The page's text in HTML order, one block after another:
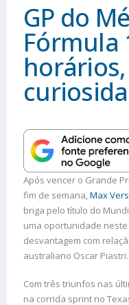
GP do
Fórmula
Após vencer o Grande
fim de semana,Max
briga pelo título do
uma oportunidade
desvantagem com
australiano Oscar Piastri.
Com três triunfos nas
na corrida sprint no